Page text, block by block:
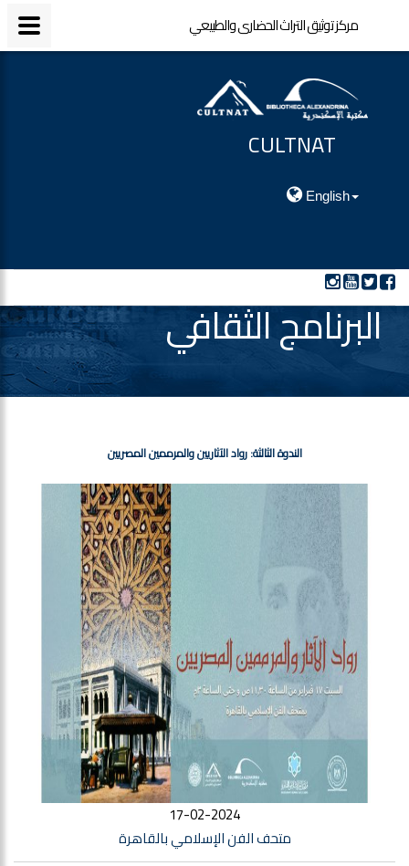
CULTNAT
English
البرنامج الثقافي
الندوة الثالثة: رواد الآثاريين والمرممين المصريين
17-02-2024
متحف الفن الإسلامي بالقاهرة
مركز توثيق التراث الحضارى والطبيعي
مركز توثيق التراث الحضارى والطبيعي